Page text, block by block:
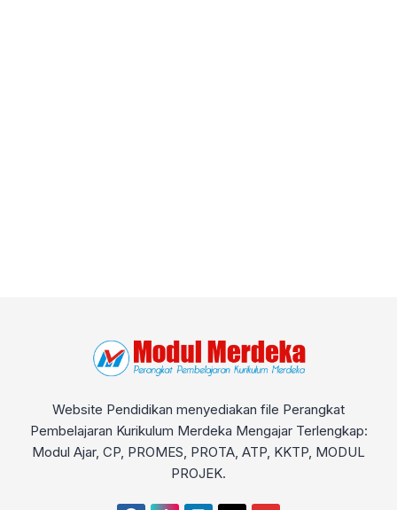
Website Pendidikan menyediakan file Perangkat
Pembelajaran Kurikulum Merdeka Mengajar Terlengkap:
Modul Ajar, CP, PROMES, PROTA, ATP, KKTP, MODUL
PROJEK.